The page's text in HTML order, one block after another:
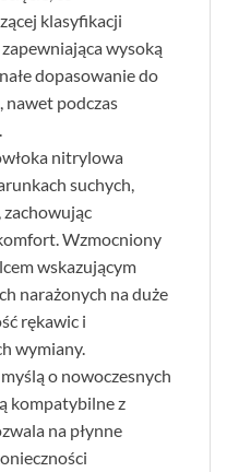
klasyfikacji
wysoką
dopasowanie do
nawet podczas
nitrylowa
suchych,
Wzmocniony
wskazującym
narażonych na duże
rękawic i
wymiany.
o nowoczesnych
kompatybilne z
na płynne